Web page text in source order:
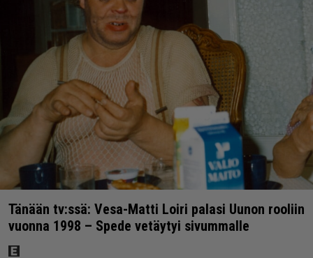
Tänään tv:ssä: Vesa-Matti Loiri palasi Uunon rooliin
vuonna 1998 – Spede vetäytyi sivummalle